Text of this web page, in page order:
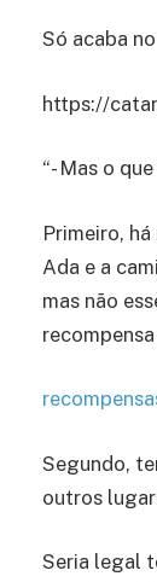
Só acaba
https://
“- Mas o
Primeiro,
Ada e a
mas não
Segundo,
outros
Seria legal